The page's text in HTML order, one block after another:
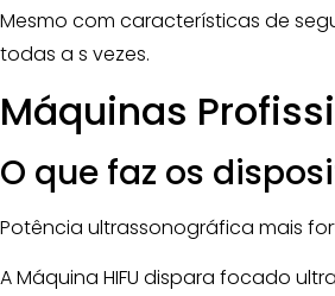
Mesmo com características de
todas a s vezes.
Máquinas
O que faz os
Potência ultrassonográfica mais
A Máquina HIFU dispara focado